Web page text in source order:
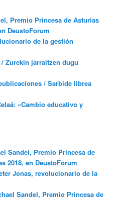
Premio Princesa de Asturias
DeustoForum
de la gestión
Zurekin jarraitzen dugu
/ Sarbide librea
«Cambio educativo y
Sandel, Premio Princesa de
2018, en DeustoForum
Jonas, revolucionario de la
Sandel, Premio Princesa de